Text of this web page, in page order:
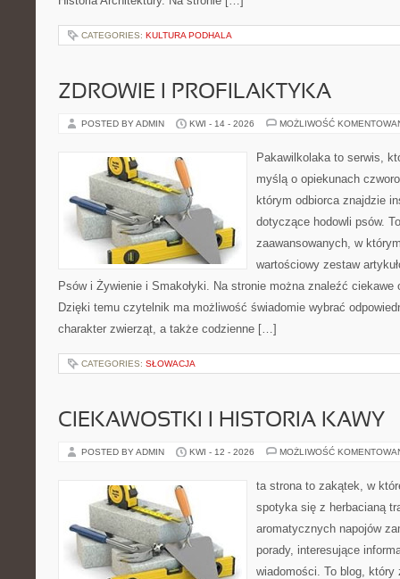
CATEGORIES: KULTURA PODHALA
ZDROWIE I PROFILAKTYKA
POSTED BY ADMIN KWI - 14 - 2026 MOŻLIWOŚĆ
Pakawilkolaka to serwis,
myślą o opiekunach
którym odbiorca znajdzie
dotyczące hodowli psów.
zaawansowanych, w
wartościowy zestaw
Psów i Żywienie i Smakołyki. Na stronie można znaleźć ciekawe
Dzięki temu czytelnik ma możliwość świadomie wybrać
charakter zwierząt, a także codzienne […]
CATEGORIES: SŁOWACJA
CIEKAWOSTKI I HISTORIA KAWY
POSTED BY ADMIN KWI - 12 - 2026 MOŻLIWOŚĆ
ta strona to zakątek, w
spotyka się z herbacianą
aromatycznych napojów
porady, interesujące
wiadomości. To blog, który